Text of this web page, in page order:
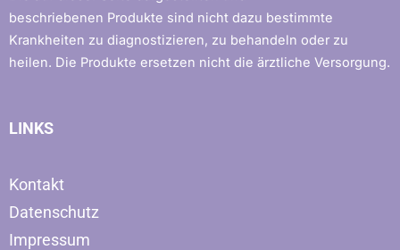
beschriebenen Produkte sind nicht dazu bestimmte
Krankheiten zu diagnostizieren, zu behandeln oder zu
heilen. Die Produkte ersetzen nicht die ärztliche Versorgung.
LINKS
Kontakt
Datenschutz
Impressum